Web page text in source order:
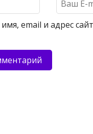
email и адрес